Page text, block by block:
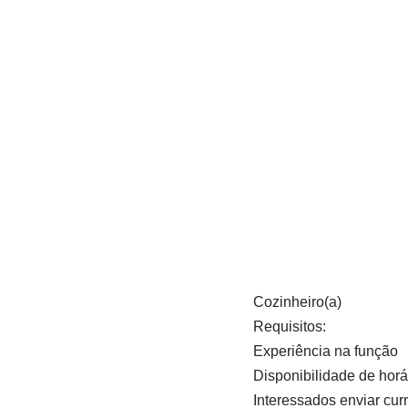
Cozinheiro(a)
Requisitos:
Experiência na função
Disponibilidade de
Interessados enviar